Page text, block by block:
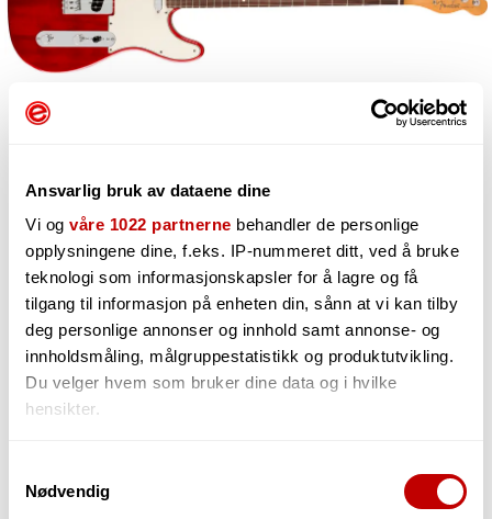
Ansvarlig bruk av dataene dine
Vi og våre 1022 partnerne behandler de personlige
opplysningene dine, f.eks. IP-nummeret ditt, ved å bruke
teknologi som informasjonskapsler for å lagre og få
tilgang til informasjon på enheten din, sånn at vi kan tilby
deg personlige annonser og innhold samt annonse- og
innholdsmåling, målgruppestatistikk og produktutvikling.
Du velger hvem som bruker dine data og i hvilke
hensikter.
Innhente informasjon om den geografiske
Nødvendig
10 890,-
- +